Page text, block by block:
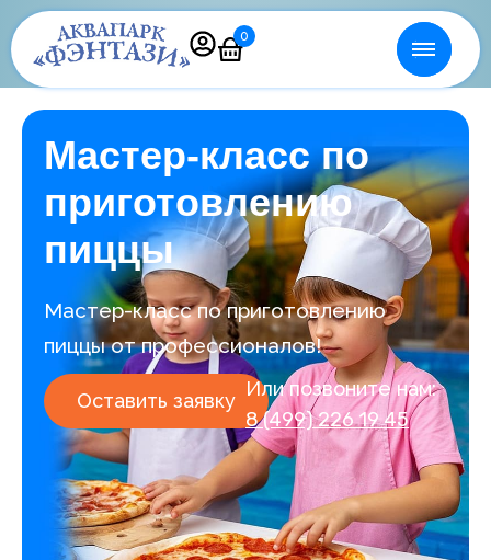
0
Мастер-класс по
приготовлению
пиццы
Мастер-класс по приготовлению
пиццы от профессионалов!
Оставить заявку
Или позвоните нам:
8 (499) 226 19 45